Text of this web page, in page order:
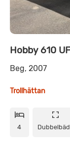
Hobby 610
Beg, 2007
Trollhättan
4